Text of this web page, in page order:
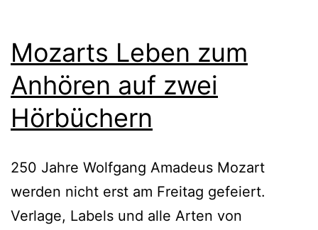
Mozarts Leben zum
Anhören auf zwei
Hörbüchern
250 Jahre Wolfgang Amadeus Mozart
werden nicht erst am Freitag gefeiert.
Verlage, Labels und alle Arten von